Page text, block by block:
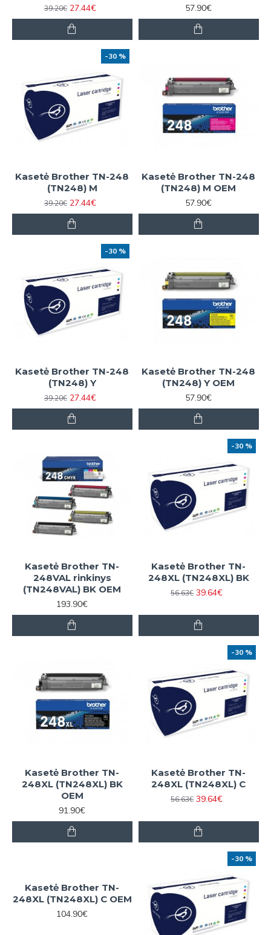
39.20€ 27.44€
57.90€
-30 %
Kasetė Brother TN-248
(TN248) M
39.20€ 27.44€
Kasetė Brother TN-248
(TN248) M OEM
57.90€
-30 %
Kasetė Brother TN-248
(TN248) Y
39.20€ 27.44€
Kasetė Brother TN-248
(TN248) Y OEM
57.90€
Kasetė Brother TN-
248VAL rinkinys
(TN248VAL) BK OEM
193.90€
-30 %
Kasetė Brother TN-
248XL (TN248XL) BK
56.63€ 39.64€
Kasetė Brother TN-
248XL (TN248XL) BK
OEM
91.90€
-30 %
Kasetė Brother TN-
248XL (TN248XL) C
56.63€ 39.64€
Kasetė Brother TN-
248XL (TN248XL) C OEM
104.90€
-30 %